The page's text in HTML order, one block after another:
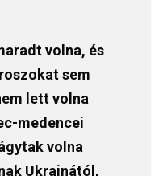
volna, és
sem
lett volna
medencei
volna
Ukrajnától,